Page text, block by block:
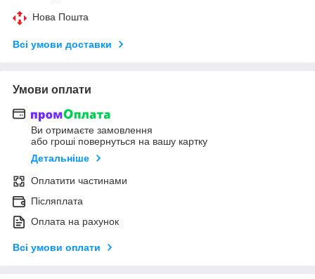
Нова Пошта
Всі умови доставки
Умови оплати
Ви отримаєте замовлення
або гроші повернуться на вашу картку
Детальніше
Оплатити частинами
Післяплата
Оплата на рахунок
Всі умови оплати